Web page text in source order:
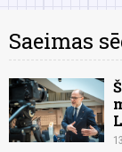
Saeimas